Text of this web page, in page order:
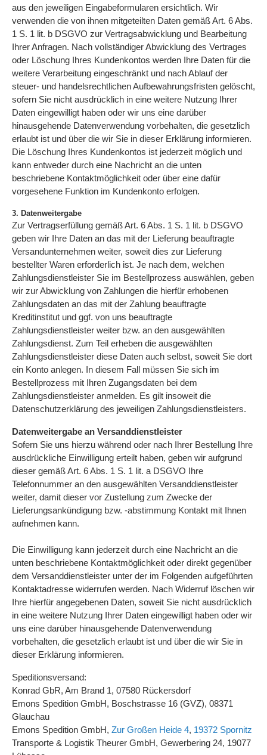
aus den jeweiligen Eingabeformularen ersichtlich. Wir
verwenden die von ihnen mitgeteilten Daten gemäß Art. 6 Abs.
1 S. 1 lit. b DSGVO zur Vertragsabwicklung und Bearbeitung
Ihrer Anfragen. Nach vollständiger Abwicklung des Vertrages
oder Löschung Ihres Kundenkontos werden Ihre Daten für die
weitere Verarbeitung eingeschränkt und nach Ablauf der
steuer- und handelsrechtlichen Aufbewahrungsfristen gelöscht,
sofern Sie nicht ausdrücklich in eine weitere Nutzung Ihrer
Daten eingewilligt haben oder wir uns eine darüber
hinausgehende Datenverwendung vorbehalten, die gesetzlich
erlaubt ist und über die wir Sie in dieser Erklärung informieren.
Die Löschung Ihres Kundenkontos ist jederzeit möglich und
kann entweder durch eine Nachricht an die unten
beschriebene Kontaktmöglichkeit oder über eine dafür
vorgesehene Funktion im Kundenkonto erfolgen.
3. Datenweitergabe
Zur Vertragserfüllung gemäß Art. 6 Abs. 1 S. 1 lit. b DSGVO
geben wir Ihre Daten an das mit der Lieferung beauftragte
Versandunternehmen weiter, soweit dies zur Lieferung
bestellter Waren erforderlich ist. Je nach dem, welchen
Zahlungsdienstleister Sie im Bestellprozess auswählen, geben
wir zur Abwicklung von Zahlungen die hierfür erhobenen
Zahlungsdaten an das mit der Zahlung beauftragte
Kreditinstitut und ggf. von uns beauftragte
Zahlungsdienstleister weiter bzw. an den ausgewählten
Zahlungsdienst. Zum Teil erheben die ausgewählten
Zahlungsdienstleister diese Daten auch selbst, soweit Sie dort
ein Konto anlegen. In diesem Fall müssen Sie sich im
Bestellprozess mit Ihren Zugangsdaten bei dem
Zahlungsdienstleister anmelden. Es gilt insoweit die
Datenschutzerklärung des jeweiligen Zahlungsdienstleisters.
Datenweitergabe an Versanddienstleister
Sofern Sie uns hierzu während oder nach Ihrer Bestellung Ihre
ausdrückliche Einwilligung erteilt haben, geben wir aufgrund
dieser gemäß Art. 6 Abs. 1 S. 1 lit. a DSGVO Ihre
Telefonnummer an den ausgewählten Versanddienstleister
weiter, damit dieser vor Zustellung zum Zwecke der
Lieferungsankündigung bzw. -abstimmung Kontakt mit Ihnen
aufnehmen kann.
Die Einwilligung kann jederzeit durch eine Nachricht an die
unten beschriebene Kontaktmöglichkeit oder direkt gegenüber
dem Versanddienstleister unter der im Folgenden aufgeführten
Kontaktadresse widerrufen werden. Nach Widerruf löschen wir
Ihre hierfür angegebenen Daten, soweit Sie nicht ausdrücklich
in eine weitere Nutzung Ihrer Daten eingewilligt haben oder wir
uns eine darüber hinausgehende Datenverwendung
vorbehalten, die gesetzlich erlaubt ist und über die wir Sie in
dieser Erklärung informieren.
Speditionsversand:
Konrad GbR, Am Brand 1, 07580 Rückersdorf
Emons Spedition GmbH, Boschstrasse 16 (GVZ), 08371
Glauchau
Emons Spedition GmbH, Zur Großen Heide 4, 19372 Spornitz
Transporte & Logistik Theurer GmbH, Gewerbering 24, 19077